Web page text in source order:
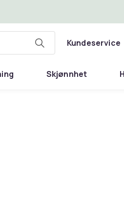
Kundeservice
Skjønnhet